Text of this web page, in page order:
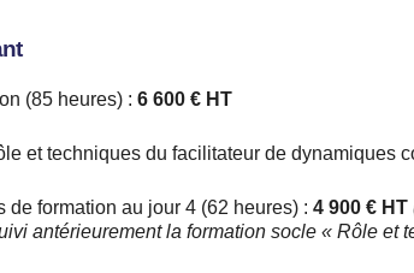
(85 heures) : 6 600 € HT
et techniques du facilitateur de dynamiques
de formation au jour 4 (62 heures) : 4 900 € HT
antérieurement la formation socle « Rôle et